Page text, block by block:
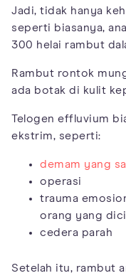
Jadi, tidak hanya
seperti biasanya,
300 helai rambut
Rambut rontok
ada botak di kulit
Telogen effluvium
ekstrim, seperti:
demam yang
operasi
trauma
orang yang
cedera parah
Setelah itu, rambut